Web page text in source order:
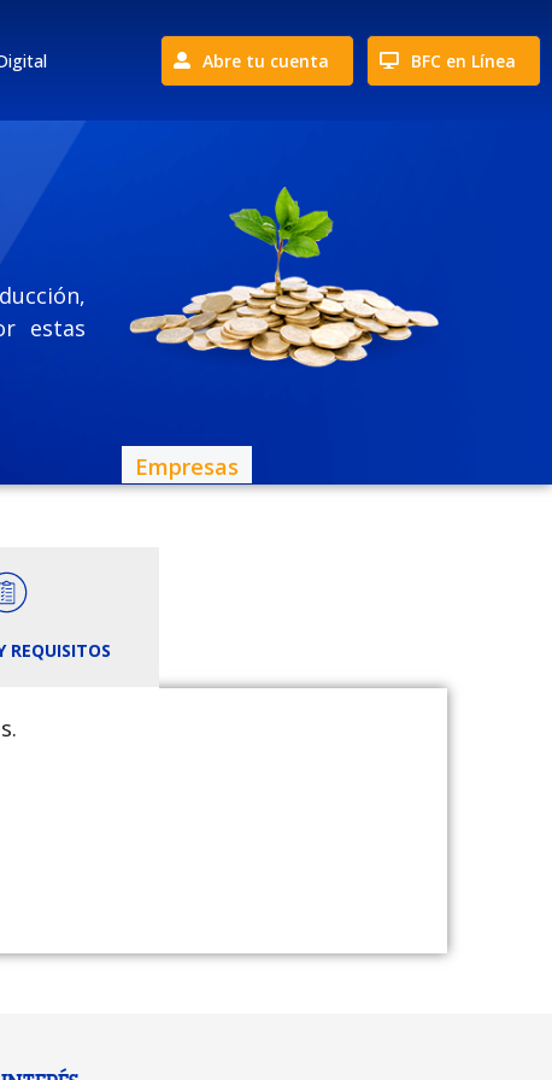
Abre tu cuenta BFC en Línea
estas
Empresas
REQUISITOS